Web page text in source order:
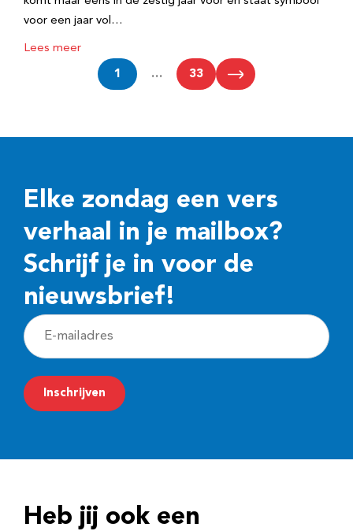
voor een jaar vol…
Lees meer
1 … 33
Elke zondag een vers
verhaal in je mailbox?
Schrijf je in voor de
nieuwsbrief!
E
-
m
a
r
Inschrijven
Heb jij ook een